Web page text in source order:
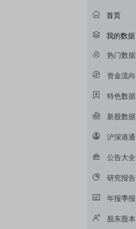
首页
我的数据
热门数据
资金流向
特色数据
新股数据
沪深港通
公告大全
研究报告
年报季报
股东股本